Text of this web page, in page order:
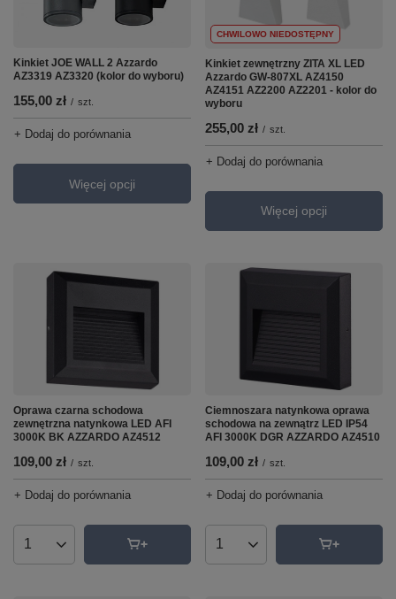
Kinkiet JOE WALL 2 Azzardo
AZ3319 AZ3320 (kolor do wyboru)
155,00 zł / szt.
+ Dodaj do porównania
Więcej opcji
CHWILOWO NIEDOSTĘPNY
Kinkiet zewnętrzny ZITA XL LED
Azzardo GW-807XL AZ4150
AZ4151 AZ2200 AZ2201 - kolor do
wyboru
255,00 zł / szt.
+ Dodaj do porównania
Więcej opcji
Oprawa czarna schodowa
zewnętrzna natynkowa LED AFI
3000K BK AZZARDO AZ4512
109,00 zł / szt.
+ Dodaj do porównania
Ilość produktów
Ciemnoszara natynkowa oprawa
schodowa na zewnątrz LED IP54
AFI 3000K DGR AZZARDO AZ4510
109,00 zł / szt.
+ Dodaj do porównania
Ilość produktów